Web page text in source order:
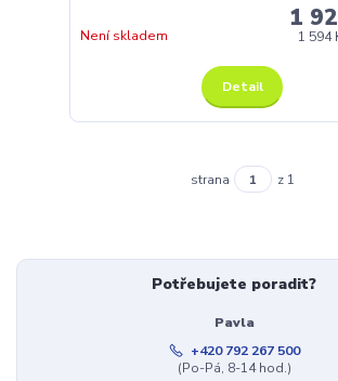
1
1 594
Není skladem
Detail
strana z 1
Potřebujete poradit?
Pavla
+420 792 267 500
(Po-Pá, 8-14 hod.)